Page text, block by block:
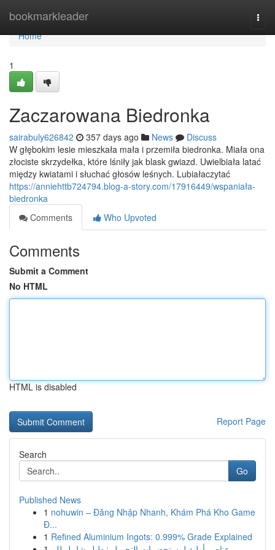
bookmarkleader
Home
Home
1
Zaczarowana Biedronka
sairabuly626842 357 days ago News
Discuss
W głębokim lesie mieszkała mała i przemiła biedronka. Miała ona
złociste skrzydełka, które lśniły jak blask gwiazd. Uwielbiała latać
między kwiatami i słuchać głosów leśnych. Lubiałaczytać
https://anniehttb724794.blog-a-story.com/17916449/wspaniała-
biedronka
Comments
Who Upvoted
Comments
Submit a Comment
No HTML
HTML is disabled
Report Page
Search
Go
Published News
1 nohuwin – Đăng Nhập Nhanh, Khám Phá Kho Game
Đ...
1 Refined Aluminium Ingots: 0.999% Grade Explained